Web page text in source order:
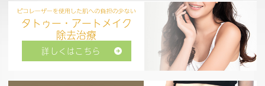
タトゥー・アートメイク
除去治療
詳しくはこちら